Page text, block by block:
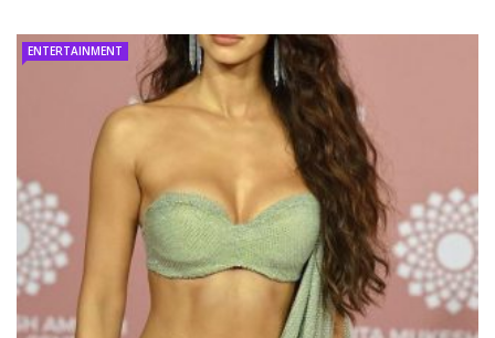
ENTERTAINMENT